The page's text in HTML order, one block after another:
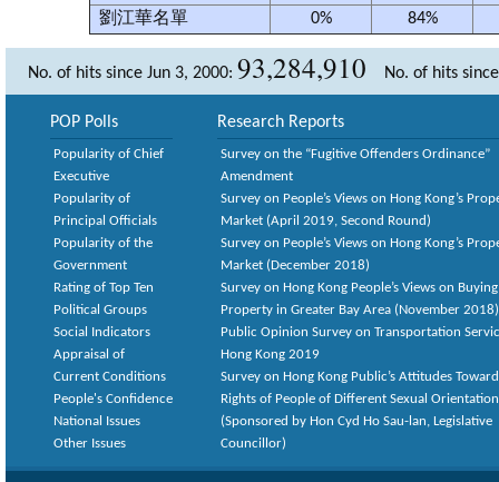
劉江華名單
0% 84%
No. of hits since Jun 3, 2000: 93,284,910 No. of hits
POP Polls
Popularity of Chief
Executive
Popularity of
Principal Officials
Popularity of the
Government
Rating of Top Ten
Political Groups
Social Indicators
Appraisal of
Current Conditions
People's Confidence
National Issues
Other Issues
Research Reports
Survey on the “Fugitive Offenders Ordinance”
Amendment
Survey on People’s Views on Hong Kong’s
Market (April 2019, Second Round)
Survey on People’s Views on Hong Kong’s
Market (December 2018)
Survey on Hong Kong People’s Views on Buying
Property in Greater Bay Area (November 2018)
Public Opinion Survey on Transportation
Hong Kong 2019
Survey on Hong Kong Public’s Attitudes
Rights of People of Different Sexual
(Sponsored by Hon Cyd Ho Sau-lan, Legislative
Councillor)